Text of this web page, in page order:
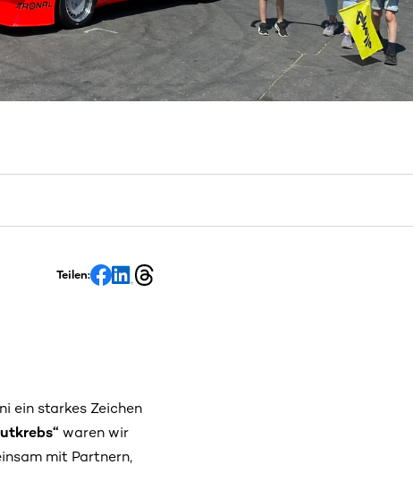
Teilen:
ein starkes Zeichen
waren wir
mit Partnern,